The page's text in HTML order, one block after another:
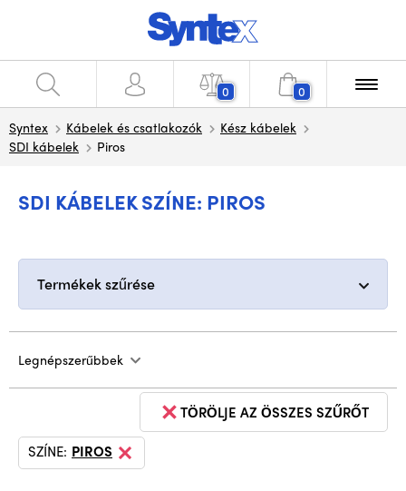
0 0
Syntex Kábelek és csatlakozók
Kész kábelek
SDI kábelek
Piros
SDI KÁBELEK SZÍNE: PIROS
Termékek szűrése
Legnépszerűbbek
TÖRÖLJE AZ ÖSSZES SZŰRŐT
SZÍNE: PIROS